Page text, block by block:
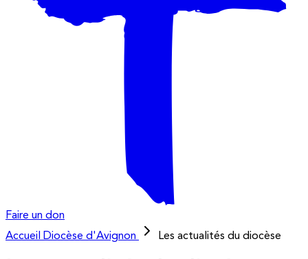
Faire un don
Accueil
Diocèse d'Avignon Les actualités du diocèse